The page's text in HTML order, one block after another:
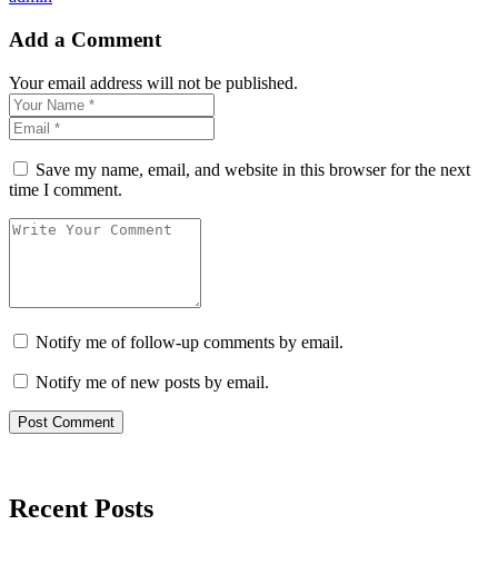
Add a Comment
Your email address will not be published.
Save my name, email, and website in this browser for the next
time I comment.
Notify me of follow-up comments by email.
Notify me of new posts by email.
Recent Posts